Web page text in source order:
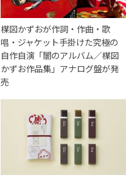
楳図かずおが作詞・作曲・歌
唱・ジャケット手掛けた究極の
自作自演「闇のアルバム／楳図
かずお作品集」アナログ盤が発
売